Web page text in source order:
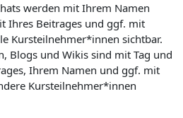
werden mit Ihrem Namen
Ihres Beitrages und ggf. mit
Kursteilnehmer*innen sichtbar.
Blogs und Wikis sind mit Tag und
Ihrem Namen und ggf. mit
Kursteilnehmer*innen